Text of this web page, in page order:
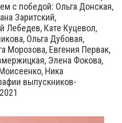
с победой: Ольга Донская,
Заритский,
Лебедев, Кате Куцевол,
Ольга Дубовая,
Морозова, Евгения Первак,
Элена Фокова,
Ника
выпускников-